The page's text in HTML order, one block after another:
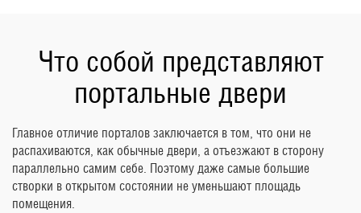
Что собой представляют
портальные двери
Главное отличие порталов заключается в том, что они не
распахиваются, как обычные двери, а отъезжают в сторону
параллельно самим себе. Поэтому даже самые большие
створки в открытом состоянии не уменьшают площадь
помещения.